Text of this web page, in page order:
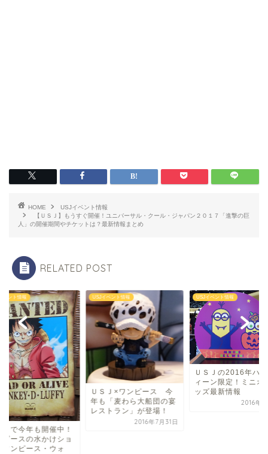
HOME
USJイベント情報
【ＵＳＪ】もうすぐ開催！ユニバーサル・クール・ジャパン２０１７「進撃の巨
人」の開催期間やチケットは？最新情報まとめ
RELATED POST
ベント情報
Ｊで今年も開催中！
ピースの水かけショ
ワンピース・ウォ
USJイベント情報
ＵＳＪ×ワンピース 今
年も「麦わら大船団の宴
レストラン」が登場！
2016年7月31日
USJイベント情報
ＵＳＪの2016年ハ
ィーン限定！ミニオ
ッズ最新情報
2016年9